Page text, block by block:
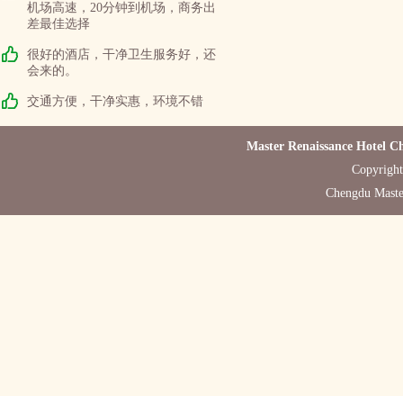
机场高速，20分钟到机场，商务出
差最佳选择
很好的酒店，干净卫生服务好，还
会来的。
交通方便，干净实惠，环境不错
Master Renaissance Hotel
Chengdu